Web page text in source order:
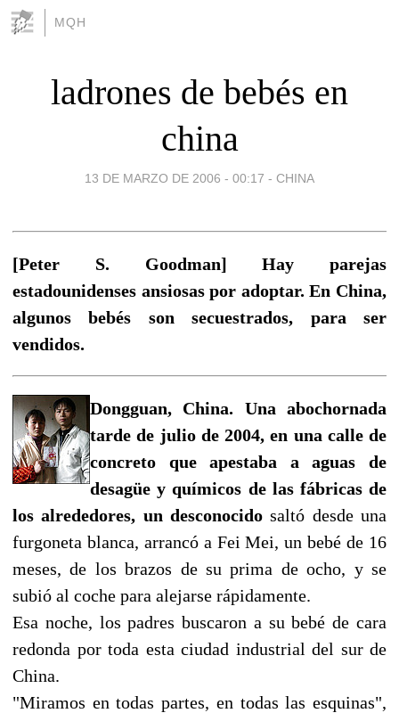
MQH
ladrones de bebés en
china
13 DE MARZO DE 2006 - 00:17 - CHINA
[Peter S. Goodman] Hay parejas
estadounidenses ansiosas por adoptar. En China,
algunos bebés son secuestrados, para ser
vendidos.
Dongguan, China. Una abochornada
tarde de julio de 2004, en una calle de
concreto que apestaba a aguas de
desagüe y químicos de las fábricas de
los alrededores, un desconocido saltó desde una
furgoneta blanca, arrancó a Fei Mei, un bebé de 16
meses, de los brazos de su prima de ocho, y se
subió al coche para alejarse rápidamente.
Esa noche, los padres buscaron a su bebé de cara
redonda por toda esta ciudad industrial del sur de
China.
"Miramos en todas partes, en todas las esquinas",